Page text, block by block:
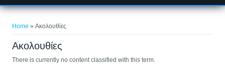
Home » Ακολουθίες
Ακολουθίες
There is currently no content classified with this term.